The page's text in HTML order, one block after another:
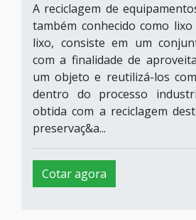
A reciclagem de
também conhecido como
lixo, consiste em um
com a finalidade de
um objeto e reutilizá-los
dentro do processo
obtida com a reciclagem
preservaç&a...
Cotar agora